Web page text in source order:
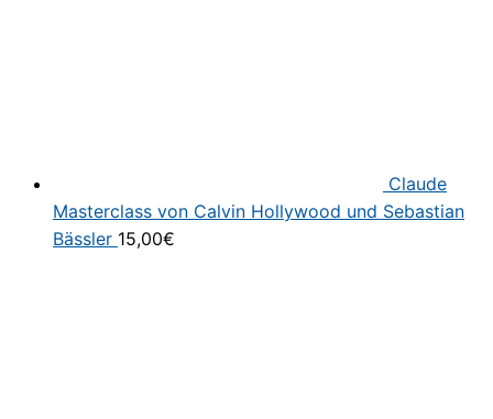
Claude
Masterclass von Calvin Hollywood und Sebastian
Bässler 15,00€